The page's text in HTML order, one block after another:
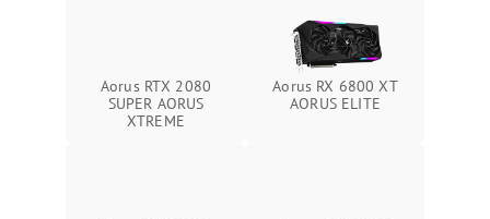
Aorus RTX 2080
SUPER AORUS
XTREME
Aorus RX 6800 XT
AORUS ELITE